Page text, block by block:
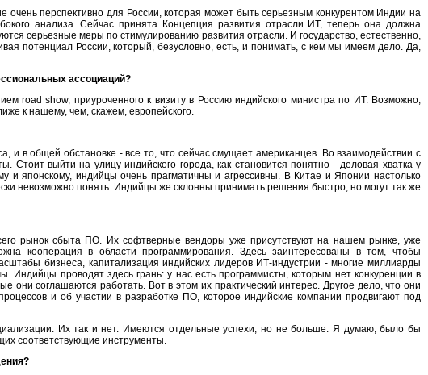
перспективно для России, которая может быть серьезным конкурентом Индии на
анализа. Сейчас принята Концепция развития отрасли ИТ, теперь она должна
серьезные меры по стимулированию развития отрасли. И государство, естественно,
потенциал России, который, безусловно, есть, и понимать, с кем мы имеем дело. Да,
ассоциаций?
road show, приуроченного к визиту в Россию индийского министра по ИТ. Возможно,
к нашему, чем, скажем, европейского.
и в общей обстановке - все то, что сейчас смущает американцев. Во взаимодействии с
выйти на улицу индийского города, как становится понятно - деловая хватка у
и японскому, индийцы очень прагматичны и агрессивны. В Китае и Японии настолько
невозможно понять. Индийцы же склонны принимать решения быстро, но могут так же
рынок сбыта ПО. Их софтверные вендоры уже присутствуют на нашем рынке, уже
кооперация в области программирования. Здесь заинтересованы в том, чтобы
бизнеса, капитализация индийских лидеров ИТ-индустрии - многие миллиарды
Индийцы проводят здесь грань: у нас есть программисты, которым нет конкуренции в
соглашаются работать. Вот в этом их практический интерес. Другое дело, что они
и об участии в разработке ПО, которое индийские компании продвигают под
Их так и нет. Имеются отдельные успехи, но не больше. Я думаю, было бы
соответствующие инструменты.